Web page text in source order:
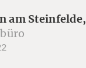
am Steinfelde,